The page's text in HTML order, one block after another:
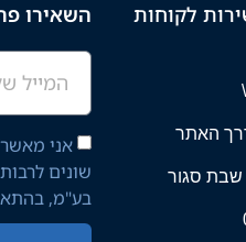
לקוחות
השאירו
אני
שונים
בע"מ,